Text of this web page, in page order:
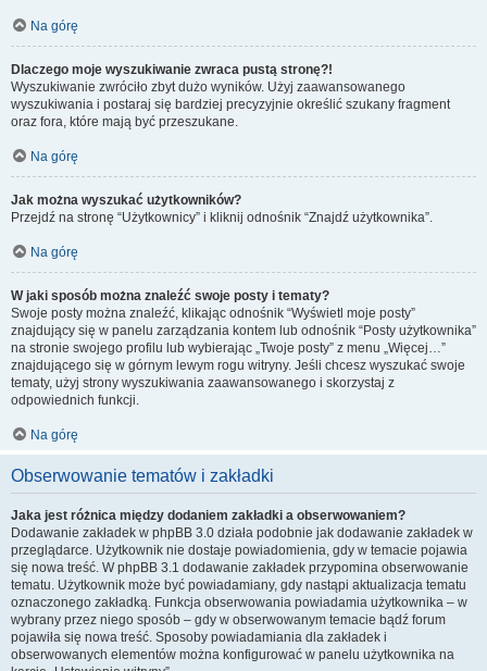
Na górę
Dlaczego moje wyszukiwanie zwraca pustą stronę?!
Wyszukiwanie zwróciło zbyt dużo wyników. Użyj zaawansowanego
wyszukiwania i postaraj się bardziej precyzyjnie określić szukany fragment
oraz fora, które mają być przeszukane.
Na górę
Jak można wyszukać użytkowników?
Przejdź na stronę “Użytkownicy” i kliknij odnośnik “Znajdź użytkownika”.
Na górę
W jaki sposób można znaleźć swoje posty i tematy?
Swoje posty można znaleźć, klikając odnośnik “Wyświetl moje posty”
znajdujący się w panelu zarządzania kontem lub odnośnik “Posty użytkownika”
na stronie swojego profilu lub wybierając „Twoje posty” z menu „Więcej…”
znajdującego się w górnym lewym rogu witryny. Jeśli chcesz wyszukać swoje
tematy, użyj strony wyszukiwania zaawansowanego i skorzystaj z
odpowiednich funkcji.
Na górę
Obserwowanie tematów i zakładki
Jaka jest różnica między dodaniem zakładki a obserwowaniem?
Dodawanie zakładek w phpBB 3.0 działa podobnie jak dodawanie zakładek w
przeglądarce. Użytkownik nie dostaje powiadomienia, gdy w temacie pojawia
się nowa treść. W phpBB 3.1 dodawanie zakładek przypomina obserwowanie
tematu. Użytkownik może być powiadamiany, gdy nastąpi aktualizacja tematu
oznaczonego zakładką. Funkcja obserwowania powiadamia użytkownika – w
wybrany przez niego sposób – gdy w obserwowanym temacie bądź forum
pojawiła się nowa treść. Sposoby powiadamiania dla zakładek i
obserwowanych elementów można konfigurować w panelu użytkownika na